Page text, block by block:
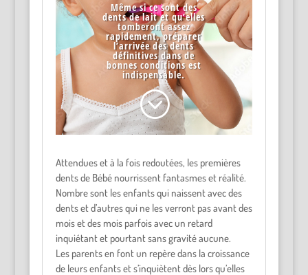
Même si ce sont des
dents de lait et qu’elles
tomberont assez
rapidement, préparer
l’arrivée des dents
définitives dans de
bonnes conditions est
indispensable.
;
Attendues et à la fois redoutées, les premières
dents de Bébé nourrissent fantasmes et réalité.
Nombre sont les enfants qui naissent avec des
dents et d’autres qui ne les verront pas avant des
mois et des mois parfois avec un retard
inquiétant et pourtant sans gravité aucune.
Les parents en font un repère dans la croissance
de leurs enfants et s’inquiètent dès lors qu’elles